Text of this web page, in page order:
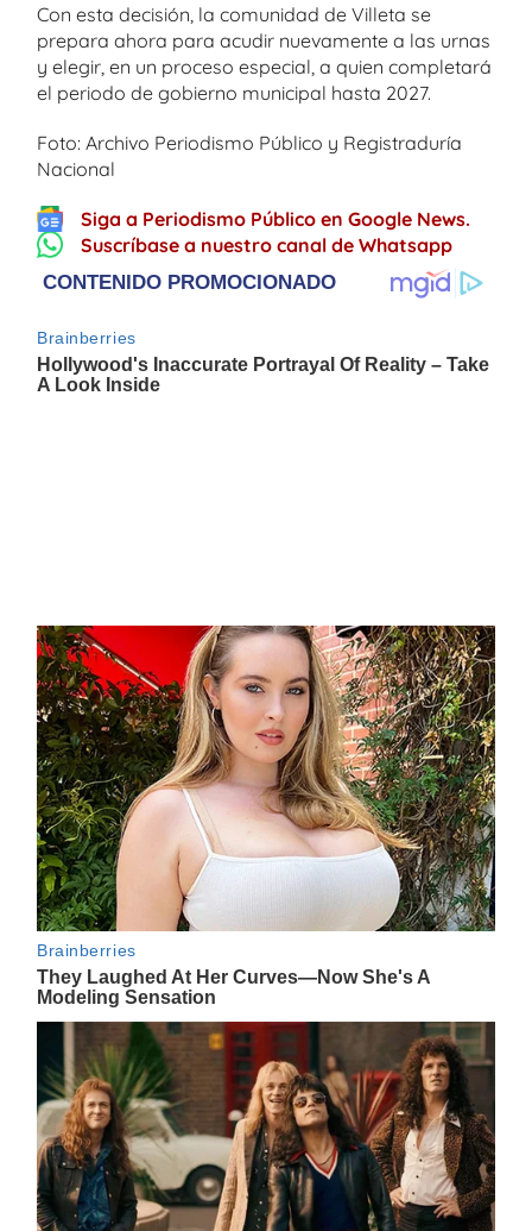
Con esta decisión, la comunidad de Villeta se
prepara ahora para acudir nuevamente a las urnas
y elegir, en un proceso especial, a quien completará
el periodo de gobierno municipal hasta 2027.
Foto: Archivo Periodismo Público y Registraduría
Nacional
Siga a Periodismo Público en Google News.
Suscríbase a nuestro canal de Whatsapp